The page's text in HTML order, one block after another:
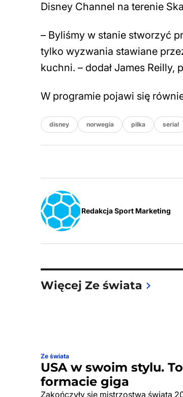
Disney Channel na terenie
– Byliśmy w stanie stworzyć
tylko wyzwania stawiane
kuchni. – dodał James Reilly,
W programie pojawi się
disney norwegia pilka serial
Redakcja Sport Marketing
Więcej Ze świata
Ze świata
USA w swoim stylu.
formacie giga
Zakończyły się mistrzostwa świata